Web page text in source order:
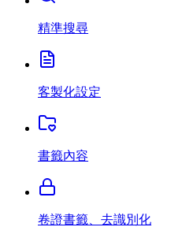
精準搜尋
客製化設定
書籤內容
卷證書籤、去識別化